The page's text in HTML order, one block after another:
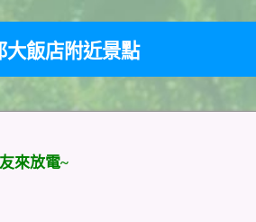
大飯店附近景點
來放電~